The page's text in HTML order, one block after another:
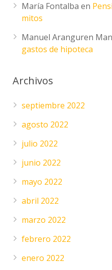
María Fontalba en
mitos
Manuel Aranguren
gastos de hipoteca
Archivos
septiembre 2022
agosto 2022
julio 2022
junio 2022
mayo 2022
abril 2022
marzo 2022
febrero 2022
enero 2022